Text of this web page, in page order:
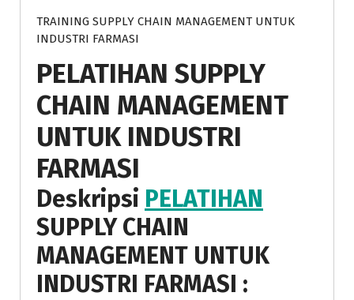
TRAINING SUPPLY CHAIN MANAGEMENT UNTUK
INDUSTRI FARMASI
PELATIHAN SUPPLY
CHAIN MANAGEMENT
UNTUK INDUSTRI
FARMASI
Deskripsi PELATIHAN
SUPPLY CHAIN
MANAGEMENT UNTUK
INDUSTRI FARMASI :